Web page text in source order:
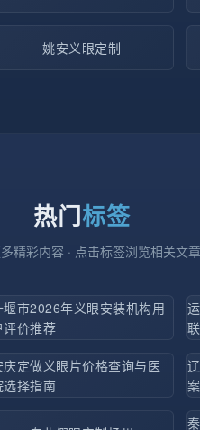
姚安义眼定制
热门标签
精彩内容 · 点击标签浏览相关文章
堰市2026年义眼安装机构用
评价推荐
庆定做义眼片价格查询与医
选择指南